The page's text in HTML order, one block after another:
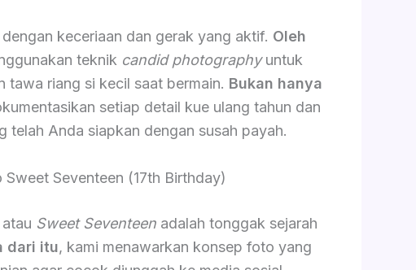
keceriaan dan gerak yang aktif. Oleh
teknik candid photographyuntuk
tawa riang si kecil saat bermain. Bukan hanya
setiap detail kue ulang tahun dan
telah Anda siapkan dengan susah payah.
Sweet Seventeen (17th Birthday)
Sweet Seventeenadalah tonggak sejarah
dari itu, kami menawarkan konsep foto yang